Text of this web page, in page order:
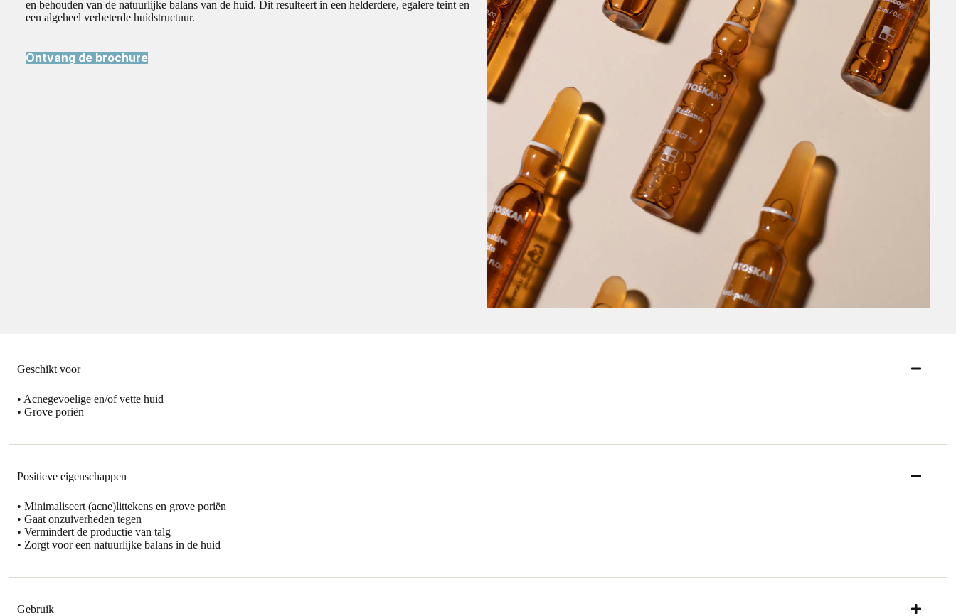
en behouden van de natuurlijke balans van de huid. Dit resulteert in een helderdere, egalere teint en
een algeheel verbeterde huidstructuur.
Ontvang de brochure
Geschikt voor
• Acnegevoelige en/of vette huid
• Grove poriën
Positieve eigenschappen
• Minimaliseert (acne)littekens en grove poriën
• Gaat onzuiverheden tegen
• Vermindert de productie van talg
• Zorgt voor een natuurlijke balans in de huid
Gebruik